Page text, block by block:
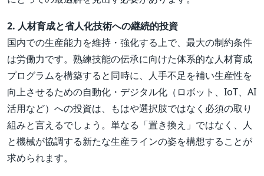
2. 人材育成と省人化技術への継続的投資
国内での生産能力を維持・強化する上で、最大の制約条件
は労働力です。熟練技能の伝承に向けた体系的な人材育成
プログラムを構築すると同時に、人手不足を補い生産性を
向上させるための自動化・デジタル化（ロボット、IoT、AI
活用など）への投資は、もはや選択肢ではなく必須の取り
組みと言えるでしょう。単なる「置き換え」ではなく、人
と機械が協調する新たな生産ラインの姿を構想することが
求められます。